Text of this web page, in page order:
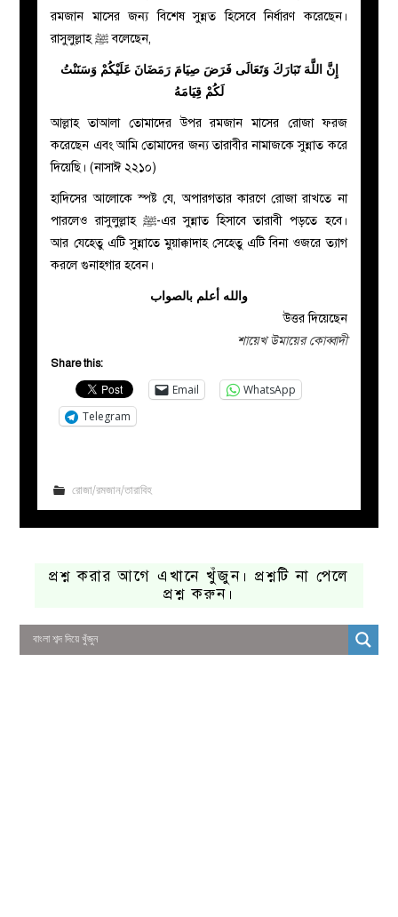
করুন
রমজান মাসের জন্য বিশেষ সুন্নত হিসেবে নির্ধারণ করেছেন।
রাসুলুল্লাহ ﷺ বলেছেন,
إِنَّ اللَّهَ تَبَارَكَ وَتَعَالَى فَرَضَ صِيَامَ رَمَضَانَ عَلَيْكُمْ وَسَنَنْتُ
لَكُمْ قِيَامَهُ
আল্লাহ তাআলা তোমাদের উপর রমজান মাসের রোজা ফরজ
করেছেন এবং আমি তোমাদের জন্য তারাবীর নামাজকে সুন্নাত করে
দিয়েছি। (নাসাঈ ২২১০)
হাদিসের আলোকে স্পষ্ট যে, অপারগতার কারণে রোজা রাখতে না
পারলেও রাসুলুল্লাহ ﷺ-এর সুন্নাত হিসাবে তারাবী পড়তে হবে।
আর যেহেতু এটি সুন্নাতে মুয়াক্কাদাহ সেহেতু এটি বিনা ওজরে ত্যাগ
করলে গুনাহগার হবেন।
والله أعلم بالصواب
উত্তর দিয়েছেন
শায়েখ উমায়ের কোব্বাদী
Share this:
Email
WhatsApp
Telegram
রোজা/রমজান/তারাবিহ
প্রশ্ন করার আগে এখানে খুঁজুন। প্রশ্নটি না পেলে
প্রশ্ন করুন।